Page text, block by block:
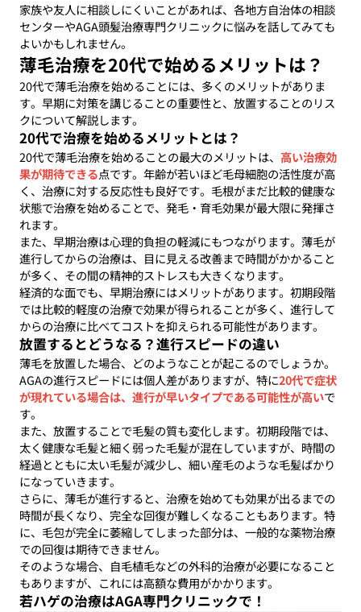
家族や友人に相談しにくいことがあれば、各地方自治体の相談
センターやAGA頭髪治療専門クリニックに悩みを話してみても
よいかもしれません。
薄毛治療を20代で始めるメリットは？
20代で薄毛治療を始めることには、多くのメリットがありま
す。早期に対策を講じることの重要性と、放置することのリス
クについて解説します。
20代で治療を始めるメリットとは？
20代で薄毛治療を始めることの最大のメリットは、 高い治療効
果が期待できる点です。年齢が若いほど毛母細胞の活性度が高
く、治療に対する反応性も良好です。毛根がまだ比較的健康な
状態で治療を始めることで、発毛・育毛効果が最大限に発揮さ
れます。
また、早期治療は心理的負担の軽減にもつながります。薄毛が
進行してからの治療は、目に見える改善まで時間がかかること
が多く、その間の精神的ストレスも大きくなります。
経済的な面でも、早期治療にはメリットがあります。初期段階
では比較的軽度の治療で効果が得られることが多く、進行して
からの治療に比べてコストを抑えられる可能性があります。
放置するとどうなる？進行スピードの違い
薄毛を放置した場合、どのようなことが起こるのでしょうか。
AGAの進行スピードには個人差がありますが、特に20代で症状
が現れている場合は、進行が早いタイプである可能性が高いで
す。
また、放置することで毛髪の質も変化します。初期段階では、
太く健康な毛髪と細く弱った毛髪が混在していますが、時間の
経過とともに太い毛髪が減少し、細い産毛のような毛髪ばかり
になっていきます。
さらに、薄毛が進行すると、治療を始めても効果が出るまでの
時間が長くなり、完全な回復が難しくなることもあります。特
に、毛包が完全に萎縮してしまった部分は、一般的な薬物治療
での回復は期待できません。
そのような場合、自毛植毛などの外科的治療が必要になること
もありますが、これには高額な費用がかかります。
若ハゲの治療はAGA専門クリニックで！